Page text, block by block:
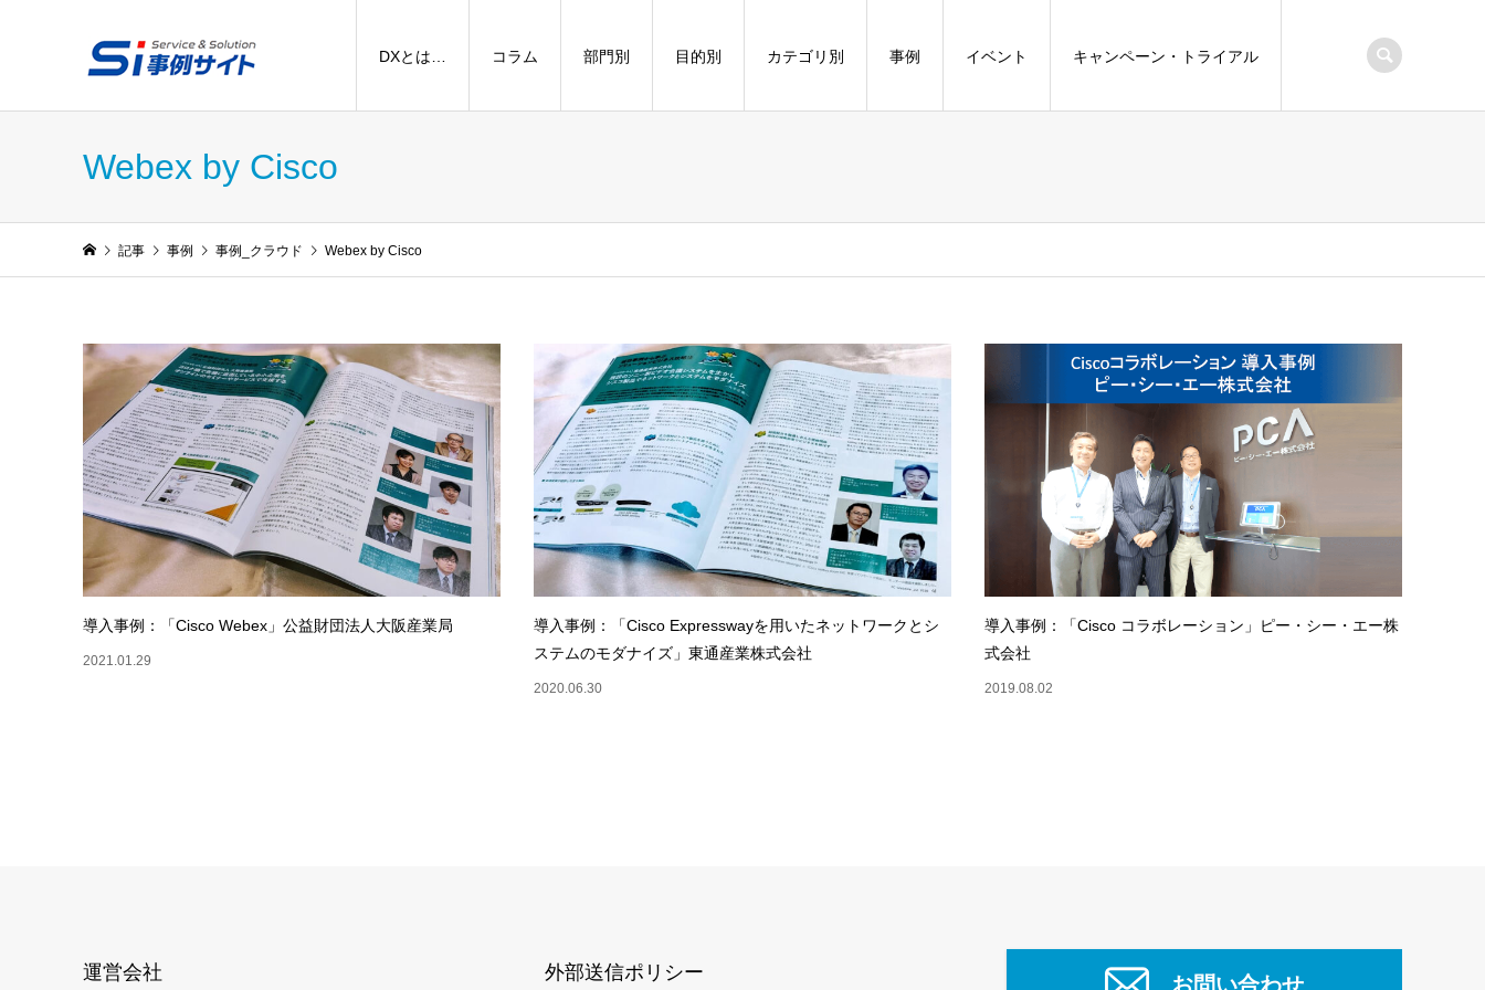
DXとは… コラム 部門別 目的別 カテゴリ別 事例 イベント キャンペーン・トライアル
Webex by Cisco
記事 事例 事例_クラウド Webex by Cisco
導入事例：「Cisco Webex」公益財団法人大阪産業局
2021.01.29
導入事例：「Cisco Expresswayを用いたネットワークとシ
ステムのモダナイズ」東通産業株式会社
2020.06.30
導入事例：「Cisco コラボレーション」ピー・シー・エー株
式会社
2019.08.02
運営会社 外部送信ポリシー
お問い合わせ